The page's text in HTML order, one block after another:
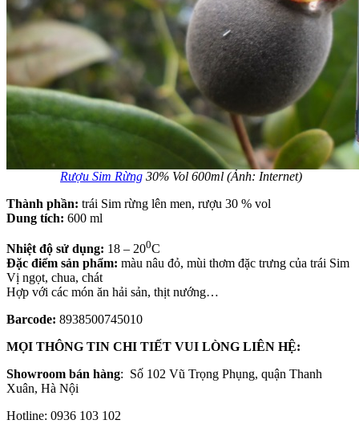
Rượu Sim Rừng 30% Vol 600ml (Ảnh: Internet)
Thành phần: trái Sim rừng lên men, rượu 30 % vol
Dung tích: 600 ml
Nhiệt độ sử dụng: 18 – 200C
Đặc điểm sản phẩm: màu nâu đỏ, mùi thơm đặc trưng của trái Sim
Vị ngọt, chua, chát
Hợp với các món ăn hải sản, thịt nướng…
Barcode: 8938500745010
MỌI THÔNG TIN CHI TIẾT VUI LÒNG LIÊN HỆ:
Showroom bán hàng: Số 102 Vũ Trọng Phụng, quận Thanh
Xuân, Hà Nội
Hotline: 0936 103 102